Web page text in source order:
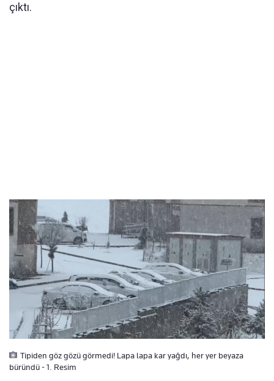
çıktı.
Tipiden göz gözü görmedi! Lapa lapa kar yağdı, her yer beyaza
büründü - 1. Resim